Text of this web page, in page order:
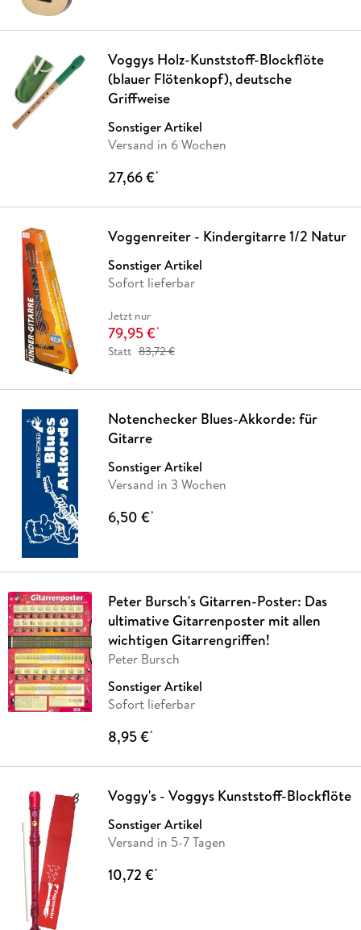
Voggys Holz-Kunststoff-Blockflöte
(blauer Flötenkopf), deutsche
Griffweise
Sonstiger Artikel
Versand in 6 Wochen
27,66 €*
Voggenreiter - Kindergitarre 1/2 Natur
Sonstiger Artikel
Sofort lieferbar
Jetzt nur
79,95 €*
Statt 83,72 €
Notenchecker Blues-Akkorde: für
Gitarre
Sonstiger Artikel
Versand in 3 Wochen
6,50 €*
Peter Bursch's Gitarren-Poster: Das
ultimative Gitarrenposter mit allen
wichtigen Gitarrengriffen!
Peter Bursch
Sonstiger Artikel
Sofort lieferbar
8,95 €*
Voggy's - Voggys Kunststoff-Blockflöte
Sonstiger Artikel
Versand in 5-7 Tagen
10,72 €*